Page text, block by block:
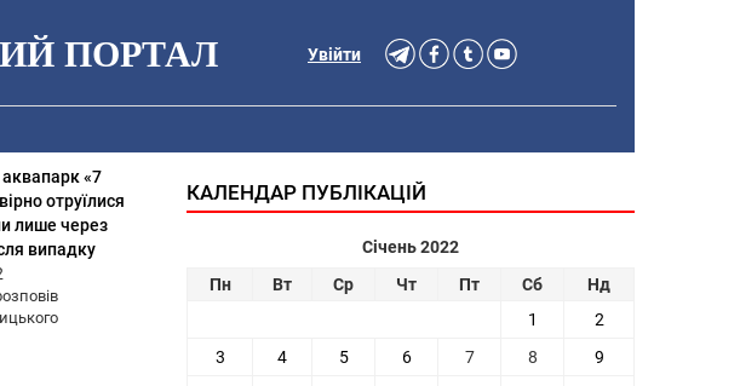
ПОРТАЛ Увійти
«7
отруїлися
лише через
випадку
КАЛЕНДАР ПУБЛІКАЦІЙ
Січень 2022
Пн
Вт Ср Чт Пт Сб
Нд
1
2
3
4 5 6 7 8
9